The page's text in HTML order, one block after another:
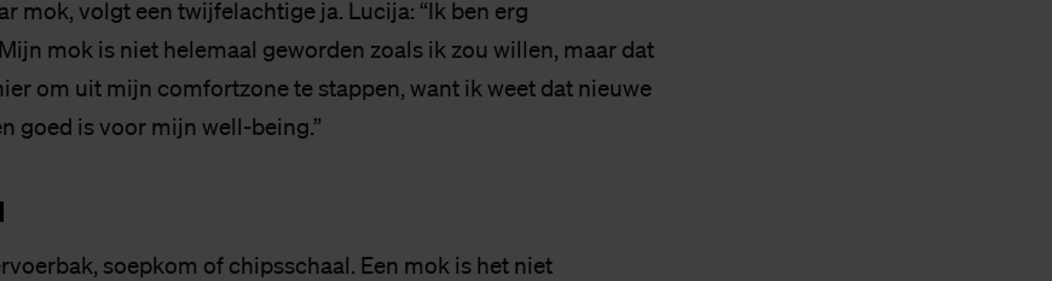
mok, volgt een twijfelachtige ja. Lucija: “Ik ben erg
mok is niet helemaal geworden zoals ik zou willen, maar dat
om uit mijn comfortzone te stappen, want ik weet dat nieuwe
goed is voor mijn well-being.”
soepkom of chipsschaal. Een mok is het niet